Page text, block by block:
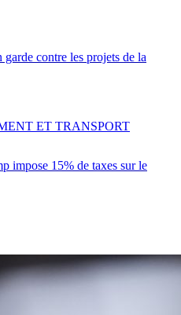
garde contre les projets de la
impose 15% de taxes sur le
ET TRANSPORT